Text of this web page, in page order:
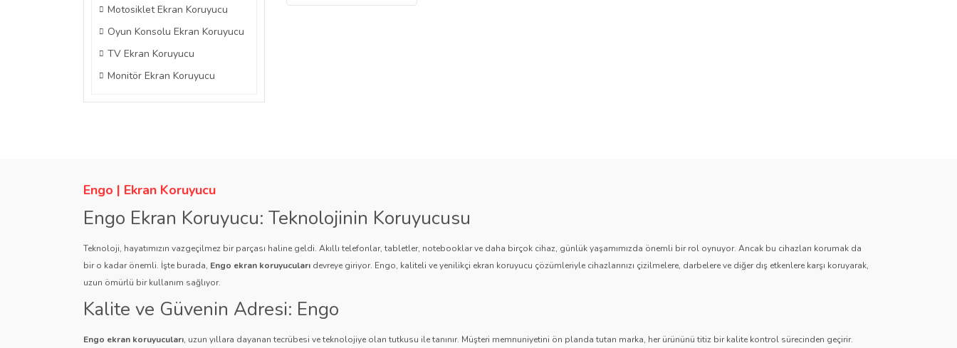
Motosiklet Ekran Koruyucu
Oyun Konsolu Ekran Koruyucu
TV Ekran Koruyucu
Monitör Ekran Koruyucu
Engo | Ekran Koruyucu
Engo Ekran Koruyucu: Teknolojinin Koruyucusu
Teknoloji, hayatımızın vazgeçilmez bir parçası haline geldi. Akıllı telefonlar, tabletler, notebooklar ve daha birçok cihaz, günlük yaşamımızda önemli bir rol oynuyor. Ancak bu cihazları korumak da
bir o kadar önemli. İşte burada, Engo ekran koruyucuları devreye giriyor. Engo, kaliteli ve yenilikçi ekran koruyucu çözümleriyle cihazlarınızı çizilmelere, darbelere ve diğer dış etkenlere karşı koruyarak,
uzun ömürlü bir kullanım sağlıyor.
Kalite ve Güvenin Adresi: Engo
Engo ekran koruyucuları, uzun yıllara dayanan tecrübesi ve teknolojiye olan tutkusu ile tanınır. Müşteri memnuniyetini ön planda tutan marka, her ürününü titiz bir kalite kontrol sürecinden geçirir.